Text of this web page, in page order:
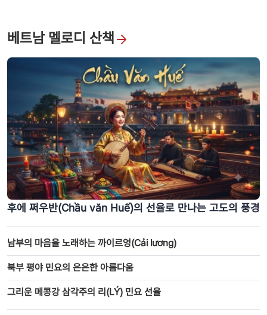
황금빛으로 물든 뿌루옹(Pù Luông)의 평화로운 마을, 국내외 관광객 발
길 사로잡아
베트남 멜로디 산책
후에 쩌우반(Chầu văn Huế)의 선율로 만나는 고도의 풍경
남부의 마음을 노래하는 까이르엉(Cải lương)
북부 평야 민요의 은은한 아름다움
그리운 메콩강 삼각주의 리(LÝ) 민요 선율